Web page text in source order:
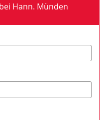
Hann. Münden